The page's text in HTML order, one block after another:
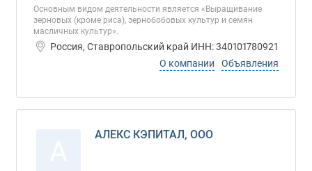
Основным видом деятельности является «Выращивание
зерновых (кроме риса), зернобобовых культур и семян
масличных культур».
Россия, Ставропольский край ИНН: 340101780921
О компании
Объявления
АЛЕКС КЭПИТАЛ, ООО